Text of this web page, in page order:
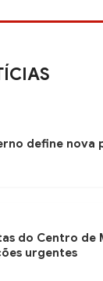
define nova
do Centro de
urgentes